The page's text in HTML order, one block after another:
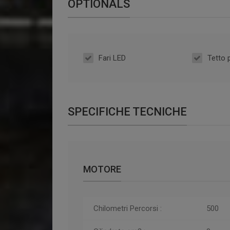
OPTIONALS
Fari LED Tetto
SPECIFICHE TECNICHE
MOTORE
Chilometri Percorsi : 500